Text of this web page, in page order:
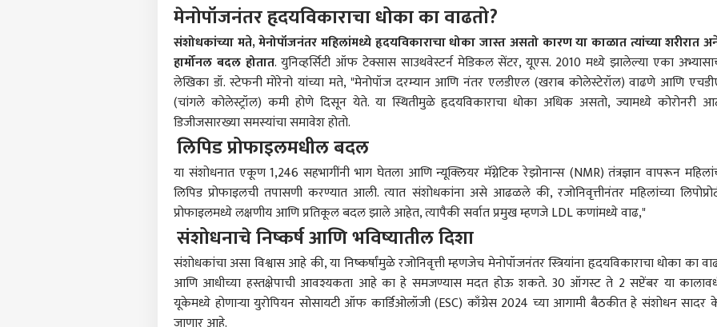
मेनोपॉजनंतर हृदयविकाराचा धोका का वाढतो?
संशोधकांच्या मते, मेनोपॉजनंतर महिलांमध्ये हृदयविकाराचा धोका जास्त असतो कारण या काळात त्यांच्या शरीरात
हार्मोनल बदल होतात. युनिव्हर्सिटी ऑफ टेक्सास साउथवेस्टर्न मेडिकल सेंटर, यूएस. 2010 मध्ये झालेल्या एका
लेखिका डॉ. स्टेफनी मोरेनो यांच्या मते, "मेनोपॉज दरम्यान आणि नंतर एलडीएल (खराब कोलेस्टेरॉल) वाढणे आणि
(चांगले कोलेस्ट्रॉल) कमी होणे दिसून येते. या स्थितीमुळे हृदयविकाराचा धोका अधिक असतो, ज्यामध्ये कोरोनरी
डिजीजसारख्या समस्यांचा समावेश होतो.
लिपिड प्रोफाइलमधील बदल
या संशोधनात एकूण 1,246 सहभागींनी भाग घेतला आणि न्यूक्लियर मॅग्नेटिक रेझोनान्स (NMR) तंत्रज्ञान वापरून
लिपिड प्रोफाइलची तपासणी करण्यात आली. त्यात संशोधकांना असे आढळले की, रजोनिवृत्तीनंतर महिलांच्या
प्रोफाइलमध्ये लक्षणीय आणि प्रतिकूल बदल झाले आहेत, त्यापैकी सर्वात प्रमुख म्हणजे LDL कणांमध्ये वाढ,"
संशोधनाचे निष्कर्ष आणि भविष्यातील दिशा
संशोधकांचा असा विश्वास आहे की, या निष्कर्षांमुळे रजोनिवृत्ती म्हणजेच मेनोपॉजनंतर स्त्रियांना हृदयविकाराचा धोका का
आणि आधीच्या हस्तक्षेपाची आवश्यकता आहे का हे समजण्यास मदत होऊ शकते. 30 ऑगस्ट ते 2 सप्टेंबर या
यूकेमध्ये होणाऱ्या युरोपियन सोसायटी ऑफ कार्डिओलॉजी (ESC) काँग्रेस 2024 च्या आगामी बैठकीत हे संशोधन
हॅलो गेस्ट
आमच्यासोबत जाहिरात करा
प्रायव्हसी पॉलिसी
संपर्क साधा
करिअर
फीडबॅक
आमच्याबद्दल
पर्सनल कॉर्नर
टॉप आर्टिकल टॉप रील्स
चीनला भारताचे चोख प्रत्युत्तर,
अरुणाचल प्रदेशातील 27
ठिकाणांची अधिकृत नावे
भारतीय नकाशात समाविष्ट
संसदेत घडामोडींना वेग!
काँग्रेसकडून तीन ओळींचा
'व्हिप' जारी; NDA च्या सर्व
खासदारांना दिल्लीत राहण्याचे
आदेश
समजला जाईल; मुस्लिम
देशांमध्ये करार, भारताची
मोठी प्रतिक्रिया
राजकारण भारत व्यापार-उद्योग